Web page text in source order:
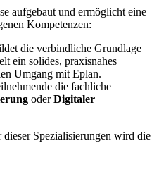
aufgebaut und ermöglicht eine
Kompetenzen:
die verbindliche Grundlage
ein solides, praxisnahes
Umgang mit Eplan.
die fachliche
oderDigitaler
Spezialisierungen wird die